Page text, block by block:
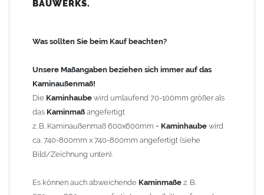
100mm
120mm
140mm
Andere Bohrmaße sind auf Anfrage möglich (Aufpreis
Sonderbohrung 55,99 EUR).
Befestigung/Stützen
Kaminhaubewird inkl. EdelstahlBefestigungsmaterial
geliefert. Die Standardflachstützen sind aus
beträgt ca. 25cm bis 30cm. DieKaminhaubekann mit längeren
BAUWERKS.
Was sollten Sie beim Kauf beachten?
Unsere Maßangaben beziehen sich immer auf das
Kaminaußenmaß!
Die Kaminhaube wird umlaufend 70-100mm größer als
das Kaminmaß angefertigt
z. B. Kaminaußenmaß 600x600mm = Kaminhaube wird
ca. 740-800mm x 740-800mm angefertigt (siehe
Bild/Zeichnung unten).
Es können auch abweichende Kaminmaße z. B.